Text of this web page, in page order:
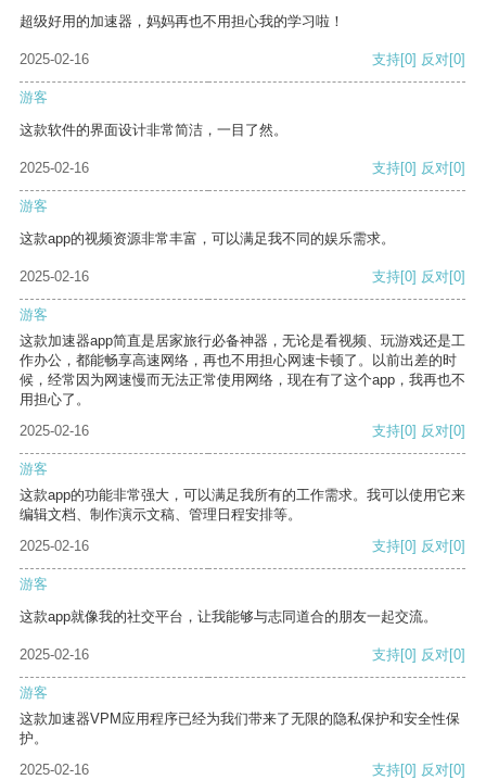
超级好用的加速器，妈妈再也不用担心我的学习啦！
2025-02-16 支持[0] 反对[0]
游客
这款软件的界面设计非常简洁，一目了然。
2025-02-16 支持[0] 反对[0]
游客
这款app的视频资源非常丰富，可以满足我不同的娱乐需求。
2025-02-16 支持[0] 反对[0]
游客
这款加速器app简直是居家旅行必备神器，无论是看视频、玩游戏还是工
作办公，都能畅享高速网络，再也不用担心网速卡顿了。以前出差的时
候，经常因为网速慢而无法正常使用网络，现在有了这个app，我再也不
用担心了。
2025-02-16
支持[0] 反对[0]
游客
这款app的功能非常强大，可以满足我所有的工作需求。我可以使用它来
编辑文档、制作演示文稿、管理日程安排等。
2025-02-16
支持[0] 反对[0]
游客
这款app就像我的社交平台，让我能够与志同道合的朋友一起交流。
2025-02-16 支持[0] 反对[0]
游客
这款加速器VPM应用程序已经为我们带来了无限的隐私保护和安全性保
护。
2025-02-16
支持[0] 反对[0]